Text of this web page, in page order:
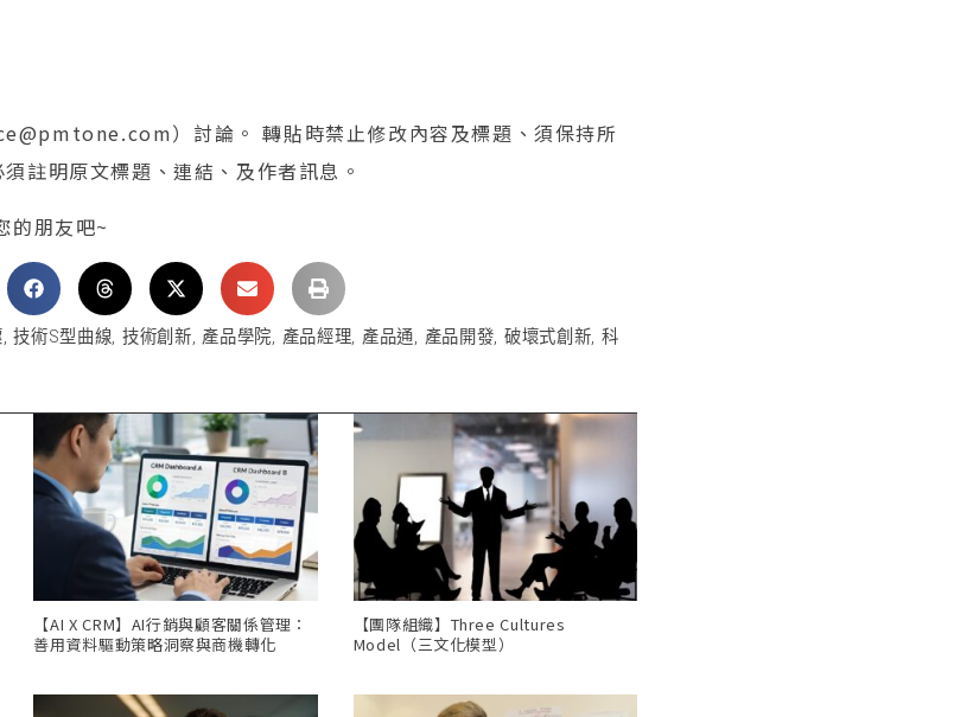
）討論。 轉貼時禁止修改內容及標題、須保持所
註明原文標題、連結、及作者訊息。
的朋友吧~
,技術S型曲線, 技術創新, 產品學院, 產品經理, 產品通, 產品開發, 破壞式創新, 科
【AI X CRM】AI行銷與顧客關係管理：
善用資料驅動策略洞察與商機轉化
【團隊組織】Three Cultures
Model（三文化模型）